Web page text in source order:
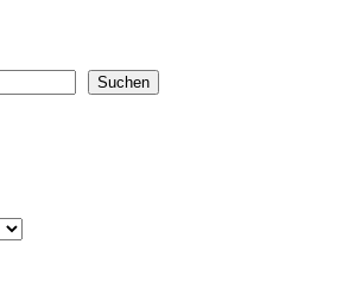
Suchen